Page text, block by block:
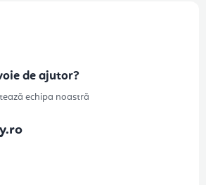
de ajutor?
echipa noastră